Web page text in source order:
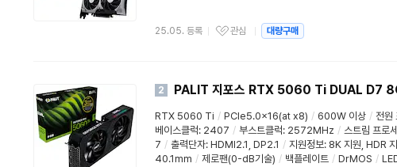
25.05. 등록 관심 대량구매
2 PALIT 지포스 RTX 5060 Ti DUAL D7
RTX 5060 Ti / PCIe5.0x16(at x8) / 600W 이상 / 전원
베이스클럭: 2407 / 부스트클럭: 2572MHz / 스트림 프로
7 / 출력단자: HDMI2.1 DP2.1 / 지원정보: 8K 지원 HDR
40.1mm / 제로팬(0-dB기술) / 백플레이트 / DrMOS /